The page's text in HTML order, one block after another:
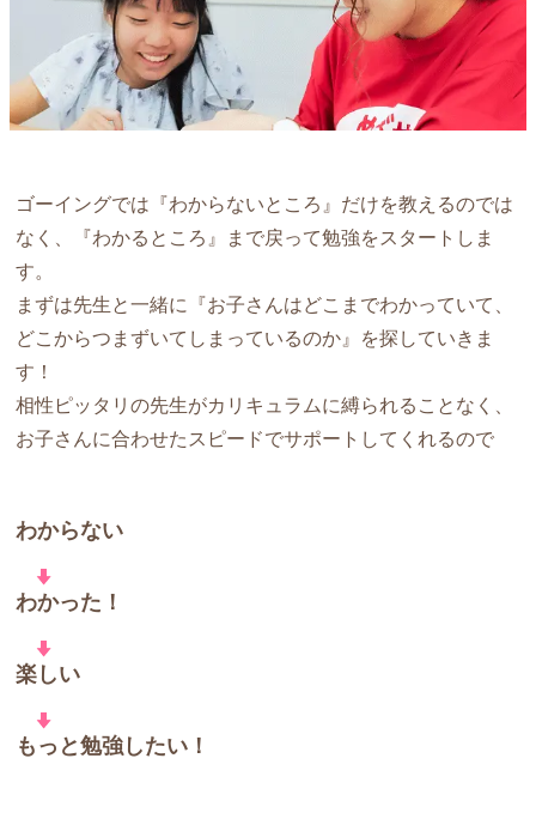
ゴーイングでは『わからないところ』だけを教えるのでは
なく、『わかるところ』まで戻って勉強をスタートしま
す。
まずは先生と一緒に『お子さんはどこまでわかっていて、
どこからつまずいてしまっているのか』を探していきま
す！
相性ピッタリの先生がカリキュラムに縛られることなく、
お子さんに合わせたスピードでサポートしてくれるので
わからない
わかった！
楽しい
もっと勉強したい！